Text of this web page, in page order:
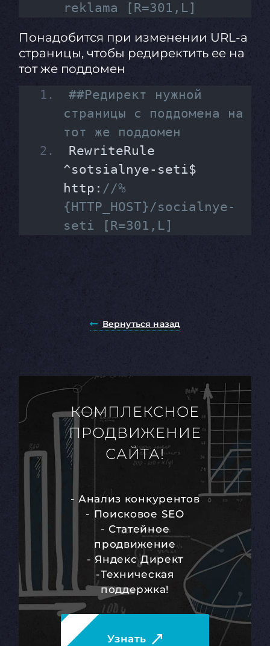
reklama [R=301,L]
Понадобится при изменении URL-а
страницы, чтобы редиректить ее на
тот же поддомен
##Редирект нужной
страницы с поддомена на
тот же поддомен
RewriteRule
^sotsialnye-seti$
http: //%
{HTTP_HOST}/socialnye-
seti [R=301,L]
Вернуться назад
КОМПЛЕКСНОЕ
ПРОДВИЖЕНИЕ
САЙТА!
- Анализ конкурентов
- Поисковое SEO
- Статейное
продвижение
- Яндекс Директ
-Техническая
поддержка!
Узнать